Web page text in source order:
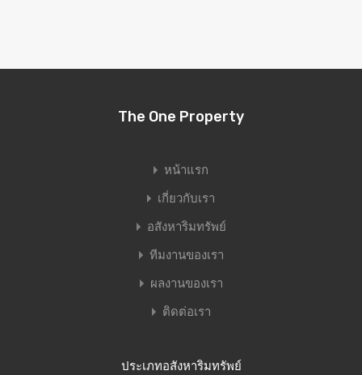
The One Property
หน้าแรก
เกี่ยวกับเรา
อสังหาริมทรัพย์
ทีมงานของเรา
ผลงานของเรา
ติดต่อเรา
ประเภทอสังหาริมทรัพย์